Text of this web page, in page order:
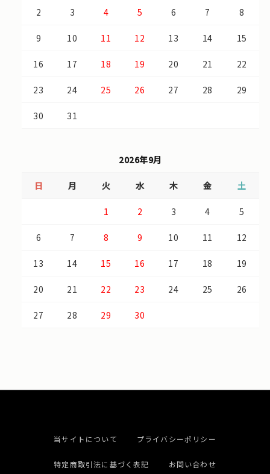
2 3 4 5 6 7 8
9 10 11 12 13 14 15
16 17 18 19 20 21 22
23 24 25 26 27 28 29
30 31
2026年9月
日 月 火 水 木 金 土
1 2 3 4 5
6 7 8 9 10 11 12
13 14 15 16 17 18 19
20 21 22 23 24 25 26
27 28 29 30
当サイトについて プライバシーポリシー
特定商取引法に基づく表記 お問い合わせ